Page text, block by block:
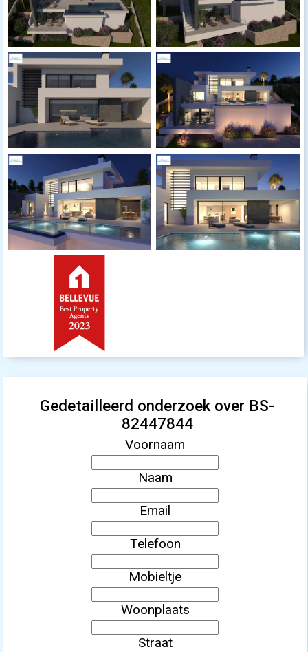
Gedetailleerd onderzoek over BS-
82447844
Voornaam
Naam
Email
Telefoon
Mobieltje
Woonplaats
Straat